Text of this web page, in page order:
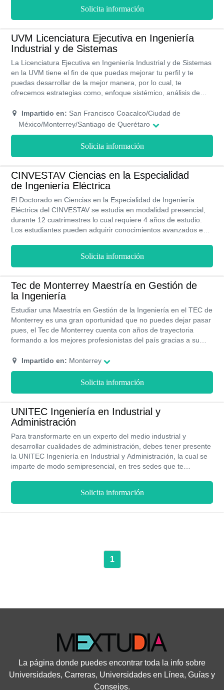
Solicita información
UVM Licenciatura Ejecutiva en Ingeniería
Industrial y de Sistemas
La Licenciatura Ejecutiva en Ingeniería Industrial y de Sistemas
en la UVM tiene el fin de que puedas mejorar tu perfil y te
puedas desarrollar de la mejor manera, por lo cual, te
ofrecemos estrategias como, enfoque sistémico, análisis de
procesos de manufactura. Esta Licenciatura ejecutiva se
imparte de forma mixta, con un plan de estudio dividido en 9
Impartido en: San Francisco Coacalco/Ciudad de
México/Monterrey/Santiago de Querétaro
Solicita información
CINVESTAV Ciencias en la Especialidad
de Ingeniería Eléctrica
El Doctorado en Ciencias en la Especialidad de Ingeniería
Eléctrica del CINVESTAV se estudia en modalidad presencial,
durante 12 cuatrimestres lo cual requiere 4 años de estudio.
Los estudiantes pueden adquirir conocimientos avanzados en
Solicita información
Tec de Monterrey Maestría en Gestión de
la Ingeniería
Estudiar una Maestría en Gestión de la Ingeniería en el TEC de
Monterrey es una gran oportunidad que no puedes dejar pasar
pues, el Tec de Monterrey cuenta con años de trayectoria
formando a los mejores profesionistas del país gracias a su
área. Aunque sus precios son elevados el instituto cuenta con
óptimas instalaciones para que puedas realizar todas tus
actividades acordes al área de ingeniería y además otorga
becas académicas a estudiantes destacados.
Impartido en: Monterrey
Solicita información
UNITEC Ingeniería en Industrial y
Administración
Para transformarte en un experto del medio industrial y
desarrollar cualidades de administración, debes tener presente
la UNITEC Ingeniería en Industrial y Administración, la cual se
imparte de modo semipresencial, en tres sedes que te
horarios flexibles y complementarios con la interacción del aula
de clases.
Solicita información
1
La página donde puedes encontrar toda la info sobre
Universidades, Carreras, Universidades en Línea, Guías y
Consejos.